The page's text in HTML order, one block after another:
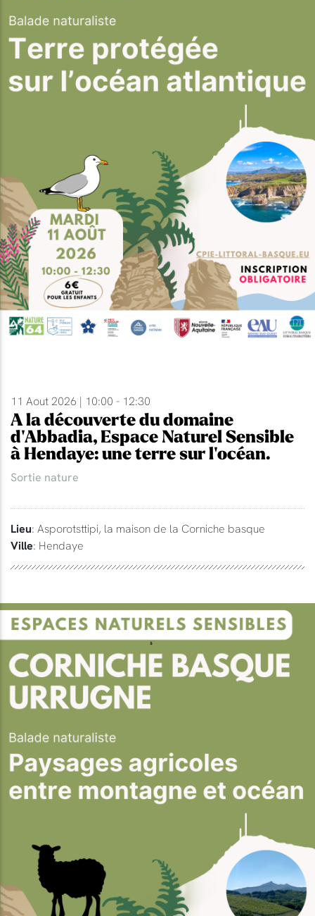
11 Aout 2026 | 10:00 - 12:30
A la découverte du domaine
d'Abbadia, Espace Naturel Sensible
à Hendaye: une terre sur l'océan.
Sortie nature
Lieu: Asporotsttipi, la maison de la Corniche basque
Ville: Hendaye